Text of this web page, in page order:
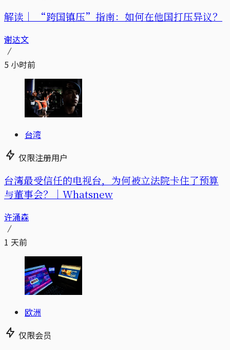
解读｜ “跨国镇压”指南：如何在他国打压异议？
谢达文
5 小时前
台湾
仅限注册用户
台湾最受信任的电视台，为何被立法院卡住了预算
与董事会？｜Whatsnew
许涌森
1 天前
欧洲
仅限会员